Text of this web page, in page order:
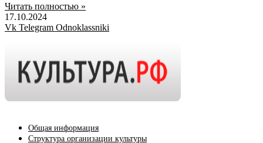
Читать полностью »
17.10.2024
Vk Telegram Odnoklassniki
Общая информация
Структура организации культуры